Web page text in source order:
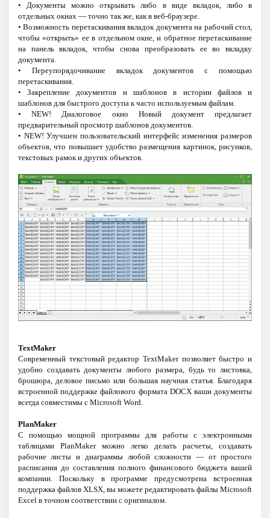
• Документы можно открывать либо в виде вкладок, либо в
отдельных окнах — точно так же, как в веб-браузере.
• Возможность перетаскивания вкладок документа на рабочий стол,
чтобы «открыть» ее в отдельном окне, и обратное перетаскивание
на панель вкладок, чтобы снова преобразовать ее во вкладку
документа.
• Переупорядочивание вкладок документов с помощью
перетаскивания.
• Закрепление документов и шаблонов в истории файлов и
шаблонов для быстрого доступа к часто используемым файлам.
• NEW! Диалоговое окно Новый документ предлагает
предварительный просмотр шаблонов документов.
• NEW! Улучшен пользовательский интерфейс изменения размеров
объектов, что повышает удобство размещения картинок, рисунков,
текстовых рамок и других объектов.
TextMaker
Современный текстовый редактор TextMaker позволяет быстро и
удобно создавать документы любого размера, будь то листовка,
брошюра, деловое письмо или большая научная статья. Благодаря
встроенной поддержке файлового формата DOCX ваши документы
всегда совместимы с Microsoft Word.
PlanMaker
С помощью мощной программы для работы с электронными
таблицами PlanMaker можно легко делать расчеты, создавать
рабочие листы и диаграммы любой сложности — от простого
расписания до составления полного финансового бюджета вашей
компании. Поскольку в программе предусмотрена встроенная
поддержка файлов XLSX, вы можете редактировать файлы Microsoft
Excel в точном соответствии с оригиналом.